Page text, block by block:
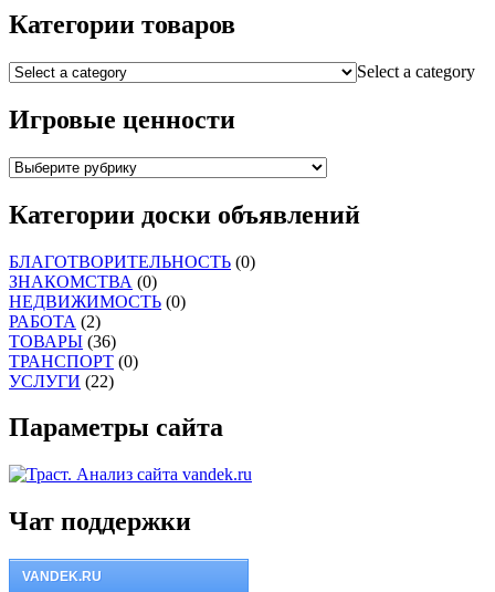
Категории товаров
Select a category
Игровые ценности
Категории доски объявлений
БЛАГОТВОРИТЕЛЬНОСТЬ (0)
ЗНАКОМСТВА (0)
НЕДВИЖИМОСТЬ (0)
РАБОТА (2)
ТОВАРЫ (36)
ТРАНСПОРТ (0)
УСЛУГИ (22)
Параметры сайта
Чат поддержки
VANDEK.RU